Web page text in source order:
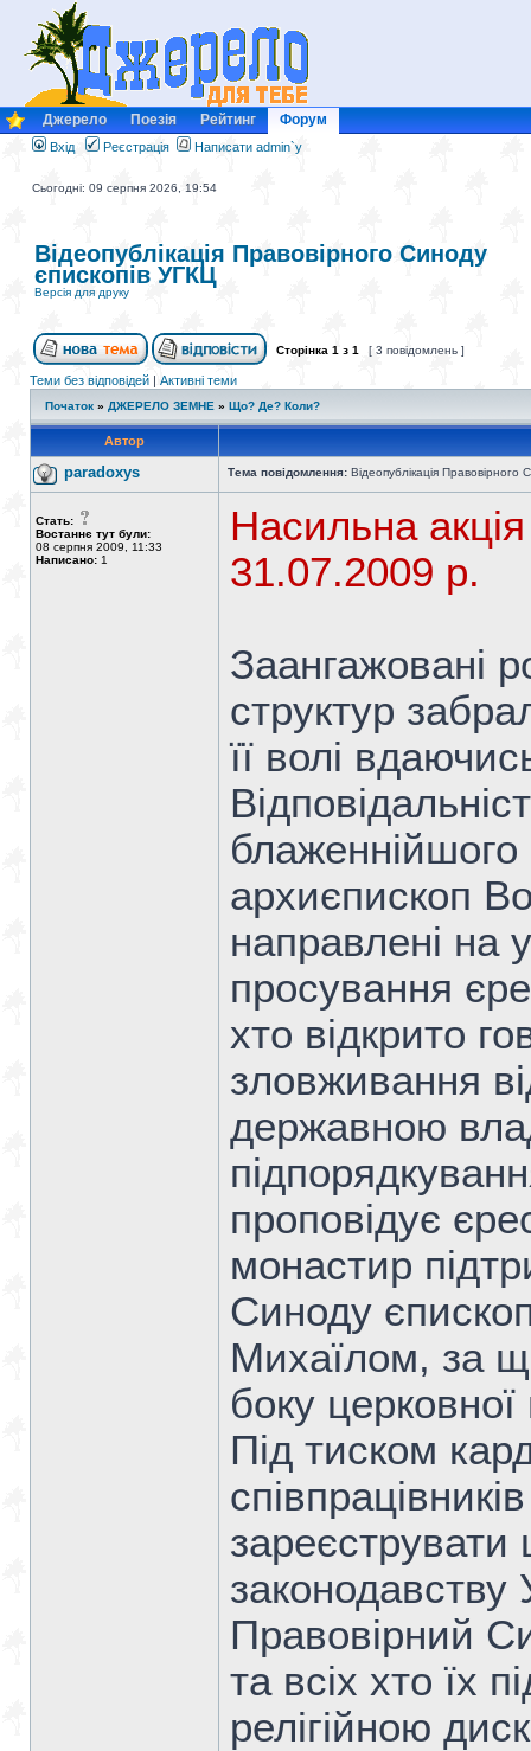
Джерело Поезія Рейтинг Форум
Вхід Реєстрація Написати admin`у
Сьогодні: 09 серпня 2026, 19:54
Відеопублікація Правовірного Синоду
єпископів УГКЦ
Версія для друку
Сторінка 1 з 1 [ 3 повідомлень ]
Теми без відповідей | Активні теми
Початок » ДЖЕРЕЛО ЗЕМНЕ » Що? Де? Коли?
Автор
paradoxys Тема повідомлення: Відеопублікація Правовірного
Стать:
Востаннє тут були:
08 серпня 2009, 11:33
Написано: 1
Насильна
31.07.2009 р.
Заангажовані
структур
її волі
архиєпископ
направлені на
просування
хто відкрито
зловживання
державною
проповідує
монастир
Синоду
Михаїлом, за
боку
Під тиском
законодавству
Правовірний
та всіх хто їх
релігійною